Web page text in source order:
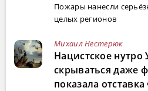
Пожары нанесли
целых регионов
Михаил Нестерюк
Нацистское нутро
скрываться даже
показала